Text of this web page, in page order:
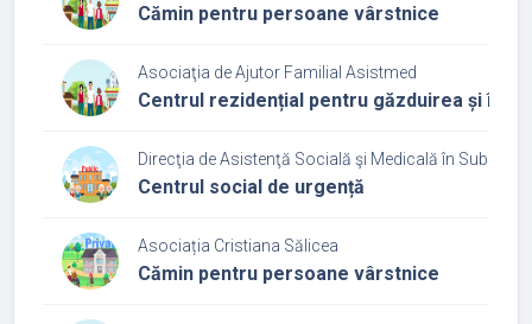
Cămin pentru persoane vârstnice
Asociaţia de Ajutor Familial Asistmed
Centrul rezidențial pentru găzduirea și
Direcţia de Asistenţă Socială şi Medicală în
Centrul social de urgență
Asociația Cristiana Sălicea
Cămin pentru persoane vârstnice